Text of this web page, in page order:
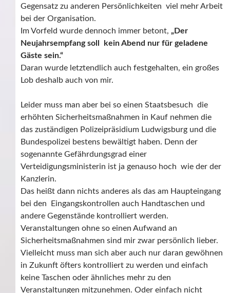
Gegensatz zu anderen Persönlichkeiten viel mehr Arbeit
bei der Organisation.
Im Vorfeld wurde dennoch immer betont, „Der
Neujahrsempfang soll kein Abend nur für geladene
Gäste sein.“
Daran wurde letztendlich auch festgehalten, ein großes
Lob deshalb auch von mir.
Leider muss man aber bei so einen Staatsbesuch die
erhöhten Sicherheitsmaßnahmen in Kauf nehmen die
das zuständigen Polizeipräsidium Ludwigsburg und die
Bundespolizei bestens bewältigt haben. Denn der
sogenannte Gefährdungsgrad einer
Verteidigungsministerin ist ja genauso hoch wie der der
Kanzlerin.
Das heißt dann nichts anderes als das am Haupteingang
bei den Eingangskontrollen auch Handtaschen und
andere Gegenstände kontrolliert werden.
Veranstaltungen ohne so einen Aufwand an
Sicherheitsmaßnahmen sind mir zwar persönlich lieber.
Vielleicht muss man sich aber auch nur daran gewöhnen
in Zukunft öfters kontrolliert zu werden und einfach
keine Taschen oder ähnliches mehr zu den
Veranstaltungen mitzunehmen. Oder einfach nicht